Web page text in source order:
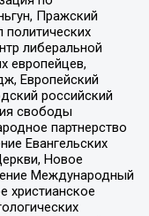
Пражский
либеральной
европейцев,
Европейский
российский
свободы
партнерство
Евангельских
Новое
Международный
христианское